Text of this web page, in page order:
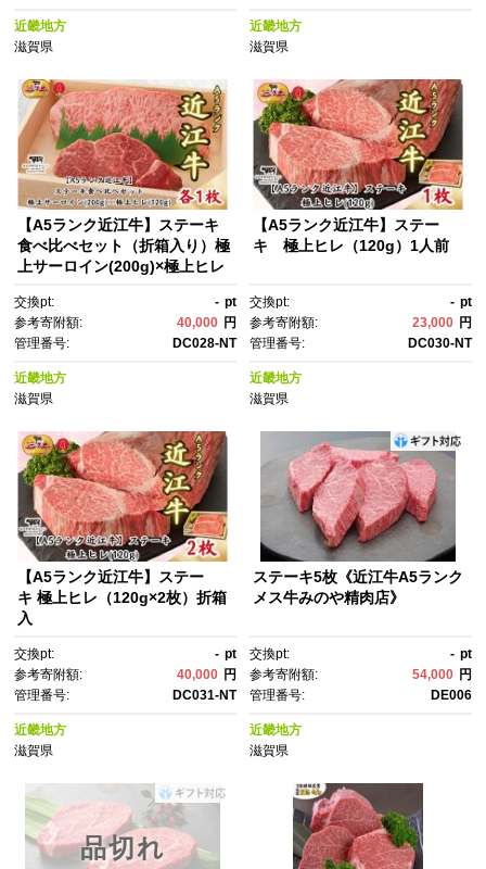
近畿地方
滋賀県
近畿地方
滋賀県
【A5ランク近江牛】ステーキ
食べ比べセット（折箱入り）極
上サーロイン(200g)×極上ヒレ
交換pt: - pt
参考寄附額:
40,000 円
管理番号:
DC028-NT
近畿地方
滋賀県
【A5ランク近江牛】ステー
キ 極上ヒレ（120g）1人前
交換pt: - pt
参考寄附額:
23,000 円
管理番号:
DC030-NT
近畿地方
滋賀県
【A5ランク近江牛】ステー
キ 極上ヒレ（120g×2枚）折箱
入
交換pt: - pt
参考寄附額:
40,000 円
管理番号:
DC031-NT
近畿地方
滋賀県
ステーキ5枚《近江牛A5ランク
メス牛みのや精肉店》
交換pt: - pt
参考寄附額:
54,000 円
管理番号:
DE006
近畿地方
滋賀県
品切れ